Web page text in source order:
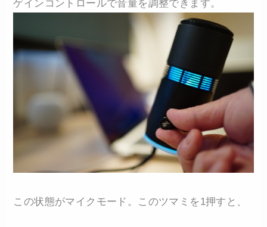
ゲインコントロールで音量を調整できます。
この状態がマイクモード。このツマミを1押すと、